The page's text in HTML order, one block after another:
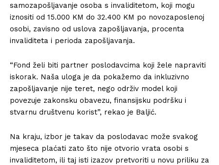
samozapošljavanje osoba s invaliditetom, koji mogu
iznositi od 15.000 KM do 32.400 KM po novozaposlenoj
osobi, zavisno od uslova zapošljavanja, procenta
invaliditeta i perioda zapošljavanja.
“Fond želi biti partner poslodavcima koji žele napraviti
iskorak. Naša uloga je da pokažemo da inkluzivno
zapošljavanje nije teret, nego održiv model koji
povezuje zakonsku obavezu, finansijsku podršku i
stvarnu društvenu korist”, rekao je Baljić.
Na kraju, izbor je takav da poslodavac može svakog
mjeseca plaćati zato što nije otvorio vrata osobi s
invaliditetom, ili taj isti izazov pretvoriti u novu priliku za